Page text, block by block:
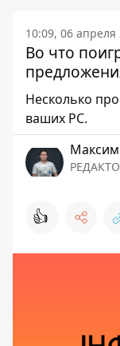
10:09, 06 апреля
Во что
Несколько
ваших PC.
Максим
👍